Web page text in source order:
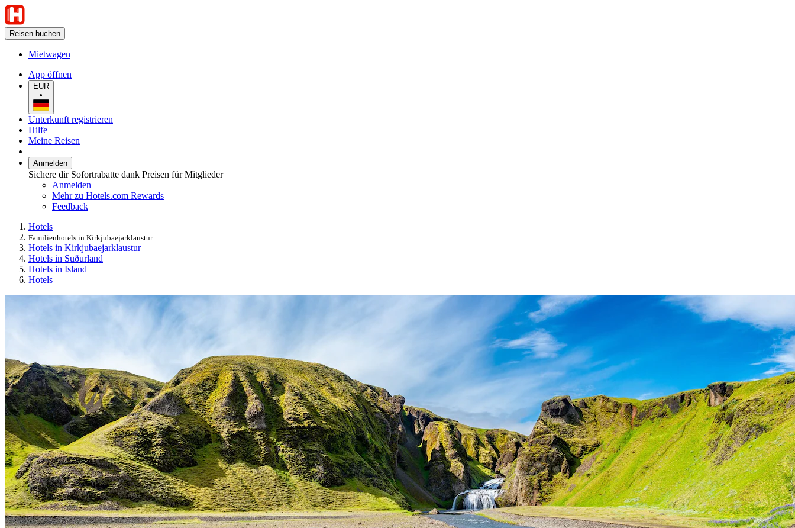
Reisen buchen
Mietwagen
App öffnen
EUR
•
Unterkunft registrieren
Hilfe
Meine Reisen
Anmelden
Sichere dir Sofortrabatte dank Preisen für Mitglieder
Anmelden
Mehr zu Hotels.com Rewards
Feedback
Hotels
Familienhotels in Kirkjubaejarklaustur
Hotels in Kirkjubaejarklaustur
Hotels in Suðurland
Hotels in Island
Hotels